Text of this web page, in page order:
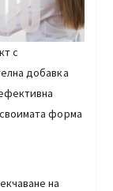
с
добавка
форма
на